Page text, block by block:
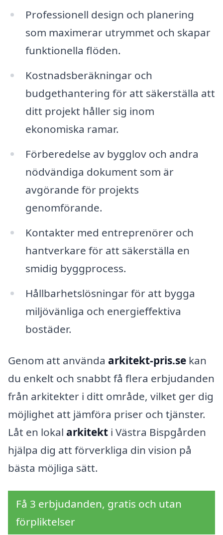
Professionell design och planering
som maximerar utrymmet och skapar
funktionella flöden.
Kostnadsberäkningar och
budgethantering för att säkerställa att
ditt projekt håller sig inom
ekonomiska ramar.
Förberedelse av bygglov och andra
nödvändiga dokument som är
avgörande för projekts
genomförande.
Kontakter med entreprenörer och
hantverkare för att säkerställa en
smidig byggprocess.
Hållbarhetslösningar för att bygga
miljövänliga och energieffektiva
bostäder.
Genom att använda arkitekt-pris.se kan
du enkelt och snabbt få flera erbjudanden
från arkitekter i ditt område, vilket ger dig
möjlighet att jämföra priser och tjänster.
Låt en lokal arkitekt i Västra Bispgården
hjälpa dig att förverkliga din vision på
bästa möjliga sätt.
Få 3 erbjudanden, gratis och utan
förpliktelser